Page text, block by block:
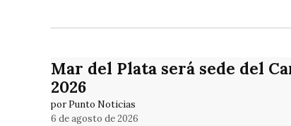
Mar del Plata será sede del
2026
por Punto Noticias
6 de agosto de 2026